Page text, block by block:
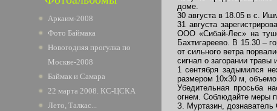
Аркаим-2008
Фото Баймака
Новогодняя прогулка по
Москве-2008
Баймак и Самара
22 марта 2008. КС-ЦСКА
Лето, Талкас...
доме.
30 августа в 18.05 в с.
31 августа
ООО «Сибай-Лес» на
Бахтигареево. В 15.30 –
от сильного ветра
сигнал о загорании травы
1 сентября задымился
размером 10х30 м,
Убедительная просьба
огнем. Соблюдайте меры
З. Муртазин,